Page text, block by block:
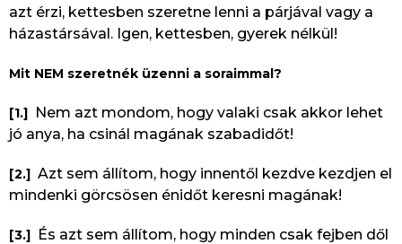
azt érzi, kettesben szeretne lenni a párjával vagy a
házastársával. Igen, kettesben, gyerek nélkül!
Mit NEM szeretnék üzenni a soraimmal?
[1.] Nem azt mondom, hogy valaki csak akkor lehet
jó anya, ha csinál magának szabadidőt!
[2.] Azt sem állítom, hogy innentől kezdve kezdjen el
mindenki görcsösen énidőt keresni magának!
[3.] És azt sem állítom, hogy minden csak fejben dől